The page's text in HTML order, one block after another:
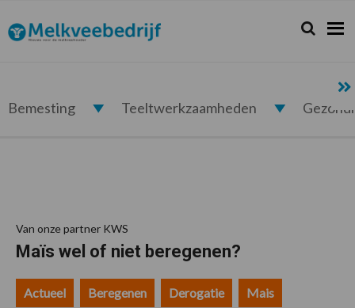
de
hoofdnavigatie
de
hoofd
de
eerste
de
voettekst
Melkveebedrijf.nl Zoeken...
Zoek
Bemesting Teeltwerkzaamheden
Van onze partner KWS
Maïs wel of niet beregenen?
Actueel Beregenen Derogatie Mais